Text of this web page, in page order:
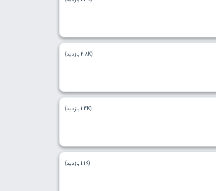
(2.8K بازدید)
(1.4K بازدید)
(1.1K بازدید)